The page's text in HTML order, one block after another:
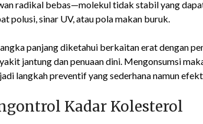
radikal bebas—molekul tidak stabil yang
polusi, sinar UV, atau pola makan buruk.
panjang diketahui berkaitan erat dengan
jantung dan penuaan dini. Mengonsumsi
langkah preventif yang sederhana namun
Kadar Kolesterol